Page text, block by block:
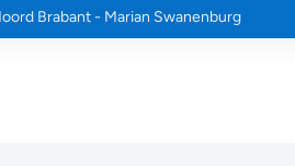
Brabant - Marian Swanenburg